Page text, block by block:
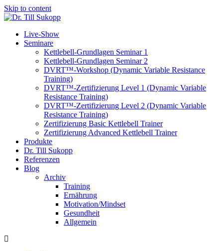
Skip to content
Live-Show
Seminare
Kettlebell-Grundlagen Seminar 1
Kettlebell-Grundlagen Seminar 2
DVRT™-Workshop (Dynamic Variable Resistance
Training)
DVRT™-Zertifizierung Level 1 (Dynamic Variable
Resistance Training)
DVRT™-Zertifizierung Level 2 (Dynamic Variable
Resistance Training)
Zertifizierung Basic Kettlebell Trainer
Zertifizierung Advanced Kettlebell Trainer
Produkte
Dr. Till Sukopp
Referenzen
Blog
Archiv
Training
Ernährung
Motivation/Mindset
Gesundheit
Allgemein